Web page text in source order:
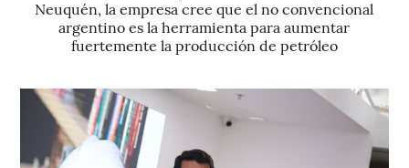
Neuquén, la empresa cree que el no convencional
argentino es la herramienta para aumentar
fuertemente la producción de petróleo